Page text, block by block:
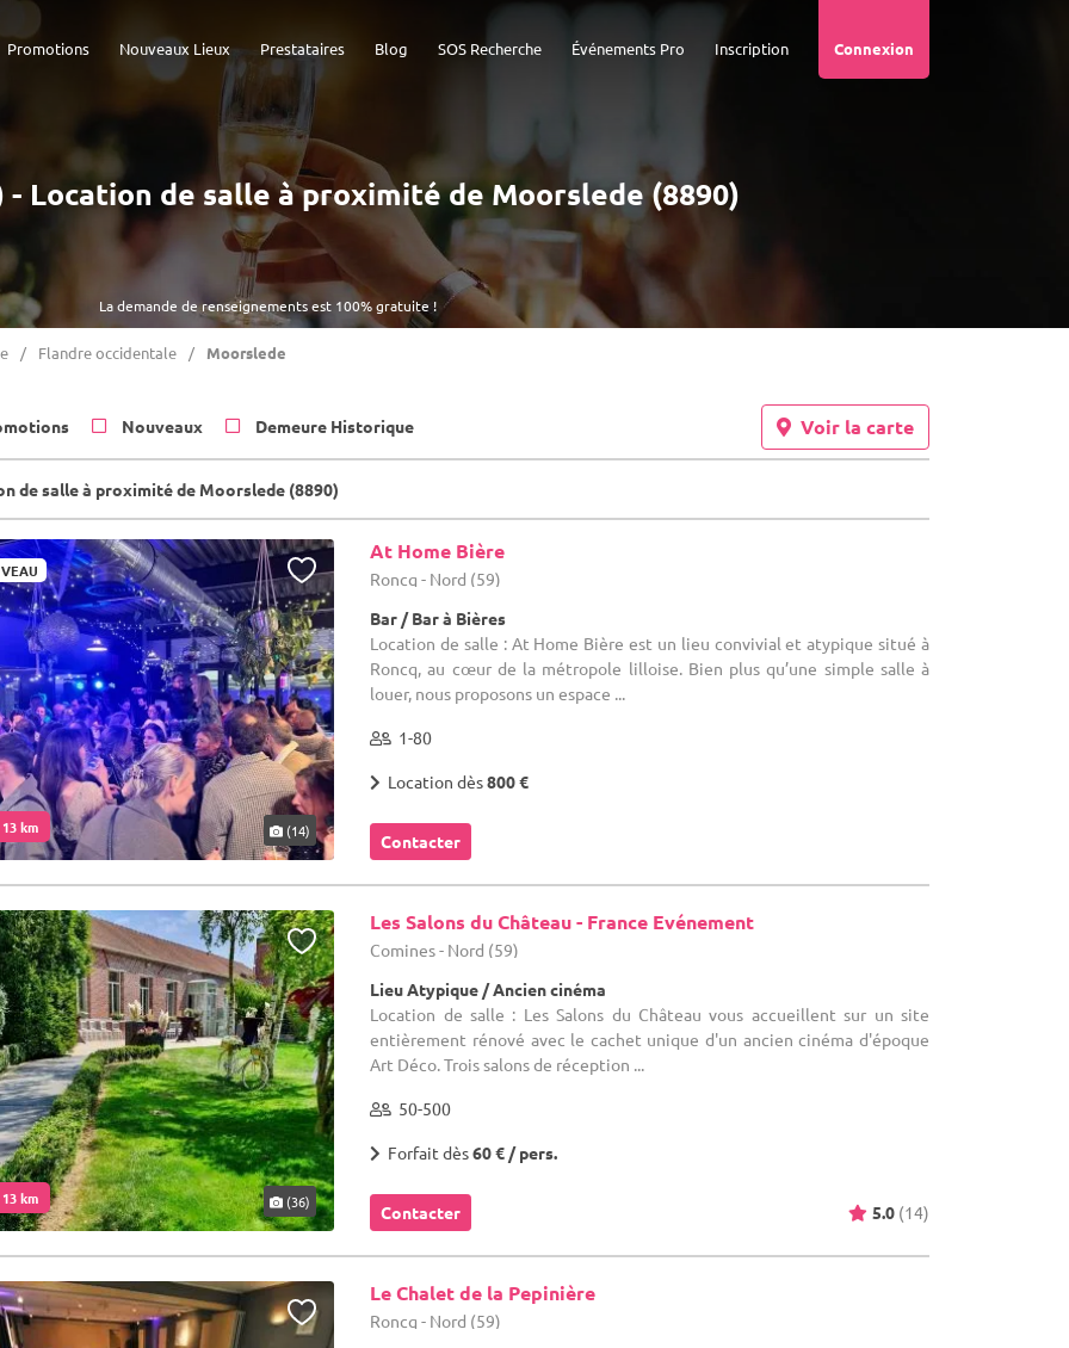
Connexion
Inscription
Événements Pro
SOS Recherche
Blog
Prestataires
Nouveaux Lieux
Promotions
La demande de renseignements est 100% gratuite !
Location de salle à proximité de Moorslede (8890)
Flandre occidentale Moorslede
Nouveaux Demeure Historique Voir la carte
de salle à proximité de Moorslede (8890)
km (14)
At Home Bière
Roncq - Nord (59)
Bar / Bar à Bières
Location de salle : At Home Bière est un lieu convivial et atypique situé à
Roncq, au cœur de la métropole lilloise. Bien plus qu’une simple salle à
louer, nous proposons un espace ...
1-80
Location dès800 €
Contacter
km (36)
Les Salons du Château - France Evénement
Comines - Nord (59)
Lieu Atypique / Ancien cinéma
Location de salle : Les Salons du Château vous accueillent sur un site
entièrement rénové avec le cachet unique d'un ancien cinéma d'époque
Art Déco. Trois salons de réception ...
50-500
Forfait dès60 € / pers.
Contacter 5.0 (14)
Le Chalet de la Pepinière
Roncq - Nord (59)